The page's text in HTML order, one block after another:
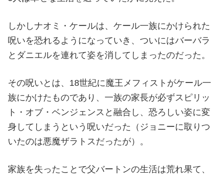
しかしナオミ・ケールは、ケール一族にかけられた
呪いを恐れるようになっていき、ついにはバーバラ
とダニエルを連れて姿を消してしまったのだった。
その呪いとは、18世紀に魔王メフィストがケール一
族にかけたものであり、一族の家長が必ずスピリッ
ト・オブ・ベンジェンスと融合し、恐ろしい姿に変
身してしまうという呪いだった（ジョニーに取りつ
いたのは悪魔ザラトスだったが）。
家族を失ったことで父バートンの生活は荒れ果て、